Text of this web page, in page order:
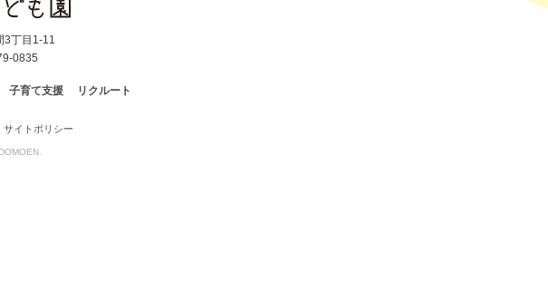
3丁目1-11
0835
子育て支援 リクルート
サイトポリシー